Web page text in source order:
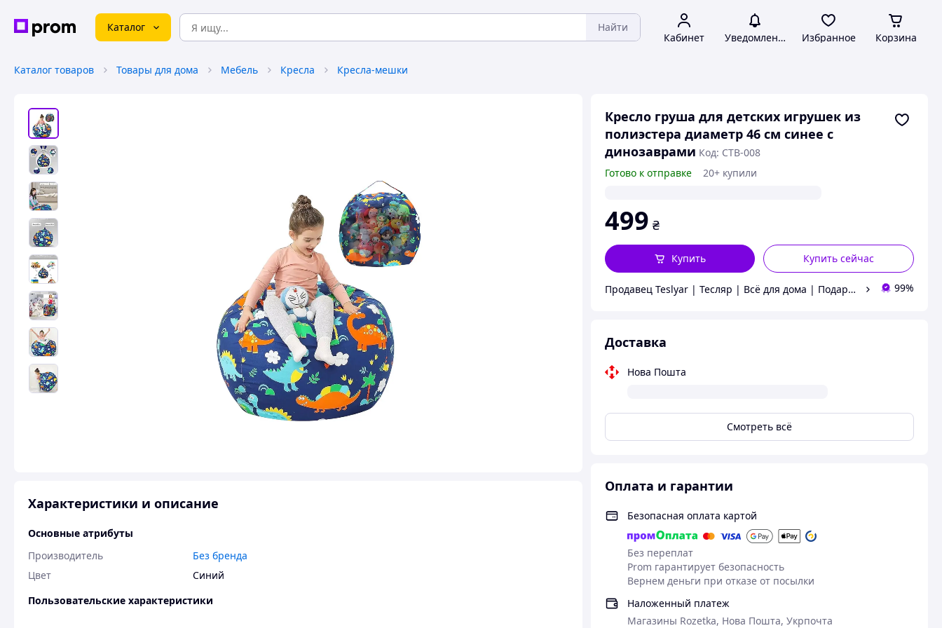
Каталог Найти
Кабинет Уведомления Избранное Корзина
Каталог товаров Товары для дома Мебель Кресла Кресла-мешки
Кресло груша для детских игрушек из
полиэстера диаметр 46 см синее с
динозаврами Код: CTB-008
Готово к отправке
20+ купили
499 ₴
Купить сейчас
Купить
Продавец Teslyar | Тесляр | Всё для дома | Подарки | Опт 99%
Доставка
Нова Пошта
Смотреть всё
Оплата и гарантии
Безопасная оплата картой
Без переплат
Prom гарантирует безопасность
Вернем деньги при отказе от посылки
Наложенный платеж
Магазины Rozetka, Нова Пошта, Укрпочта
Характеристики и описание
Основные атрибуты
Производитель
Без бренда
Цвет
Синий
Пользовательские характеристики